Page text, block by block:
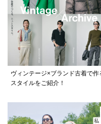
ヴィンテージ×ブランド古着で作
スタイルをご紹介！